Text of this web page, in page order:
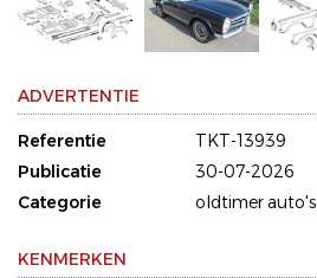
ADVERTENTIE
Referentie
TKT-13939
Publicatie
30-07-2026
Categorie
oldtimer auto's
KENMERKEN